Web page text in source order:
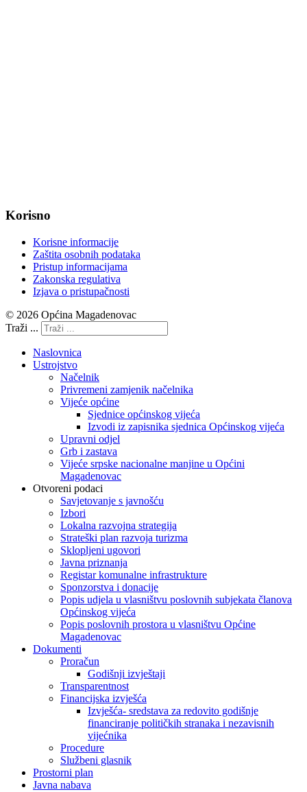
Korisno
Korisne informacije
Zaštita osobnih podataka
Pristup informacijama
Zakonska regulativa
Izjava o pristupačnosti
© 2026 Općina Magadenovac
Traži ...
Naslovnica
Ustrojstvo
Načelnik
Privremeni zamjenik načelnika
Vijeće općine
Sjednice općinskog vijeća
Izvodi iz zapisnika sjednica Općinskog vijeća
Upravni odjel
Grb i zastava
Vijeće srpske nacionalne manjine u Općini
Magadenovac
Otvoreni podaci
Savjetovanje s javnošću
Izbori
Lokalna razvojna strategija
Strateški plan razvoja turizma
Sklopljeni ugovori
Javna priznanja
Registar komunalne infrastrukture
Sponzorstva i donacije
Popis udjela u vlasništvu poslovnih subjekata članova
Općinskog vijeća
Popis poslovnih prostora u vlasništvu Općine
Magadenovac
Dokumenti
Proračun
Godišnji izvještaji
Transparentnost
Financijska izvješća
Izvješća- sredstava za redovito godišnje
financiranje političkih stranaka i nezavisnih
vijećnika
Procedure
Službeni glasnik
Prostorni plan
Javna nabava